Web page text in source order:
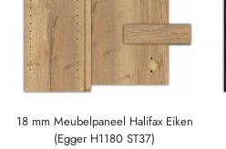
18 mm Meubelpaneel Halifax Eiken
(Egger H1180 ST37)